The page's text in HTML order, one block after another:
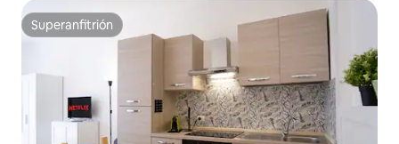
Superanfitrión
Superanfitrión